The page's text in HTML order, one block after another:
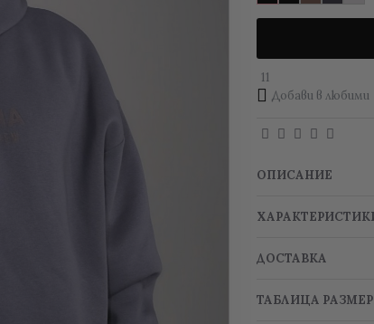
11
Добави в любими
ОПИСАНИЕ
ДОСТАВКА
ТАБЛИЦА